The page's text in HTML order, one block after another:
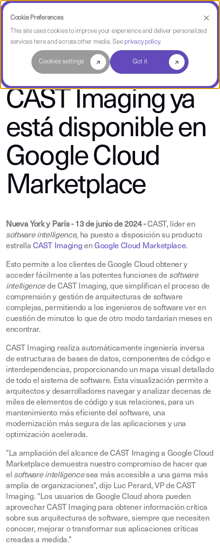
Cookie Preferences
This site uses cookies to improve your experience and deliver personalized
services here and across other media. See privacy policy.
Cookies settings Got it
About CAST
CAST Imaging ya
está disponible en
Google Cloud
Marketplace
Nueva York y París - 13 de junio de 2024 -CAST, líder en
software intelligence, ha puesto a disposición su producto
estrellaCAST Imaging enGoogle Cloud Marketplace.
Esto permite a los clientes de Google Cloud obtener y
acceder fácilmente a las potentes funciones de software
intelligencede CAST Imaging, que simplifican el proceso de
comprensión y gestión de arquitecturas de software
complejas, permitiendo a los ingenieros de software ver en
cuestión de minutos lo que de otro modo tardarían meses en
encontrar.
CAST Imaging realiza automáticamente ingeniería inversa
de estructuras de bases de datos, componentes de código e
interdependencias, proporcionando un mapa visual detallado
de todo el sistema de software. Esta visualización permite a
arquitectos y desarrolladores navegar y analizar decenas de
miles de elementos de código y sus relaciones, para un
mantenimiento más eficiente del software, una
modernización más segura de las aplicaciones y una
optimización acelerada.
"La ampliación del alcance de CAST Imaging a Google Cloud
Marketplace demuestra nuestro compromiso de hacer que
el software intelligencesea más accesible a una gama más
amplia de organizaciones", dijo Luc Perard, VP de CAST
Imaging. "Los usuarios de Google Cloud ahora pueden
aprovechar CAST Imaging para obtener información crítica
sobre sus arquitecturas de software, siempre que necesiten
conocer, mejorar o transformar sus aplicaciones críticas
creadas a medida."